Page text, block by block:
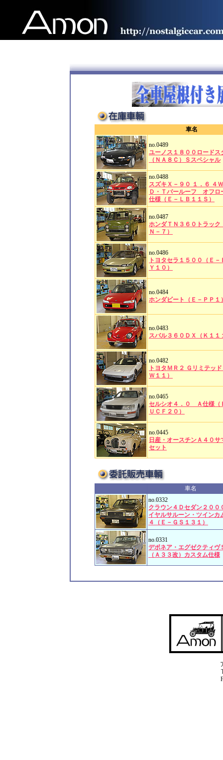
車名
no.0489
ユーノス１８００ロードス
（ＮＡ８Ｃ）Ｓスペシャル
no.0488
スズキＸ－９０ １．６ ４Ｗ
Ｄ・Ｔバールーフ オフロ
仕様（Ｅ－ＬＢ１１Ｓ）
no.0487
ホンダＴＮ３６０トラック
Ｎ－７）
no.0486
トヨタセラ１５００（Ｅ－
Ｙ１０）
no.0484
ホンダビート（Ｅ－ＰＰ１
no.0483
スバル３６０ＤＸ（Ｋ１１
no.0482
トヨタＭＲ２ Ｇリミテッ
Ｗ１１）
no.0465
セルシオ４．０ Ａ仕様（
ＵＣＦ２０）
no.0445
日産・オースチンＡ４０サ
セット
車名
no.0332
クラウン４Ｄセダン２００
イヤルサルーン・ツインカ
４（Ｅ－ＧＳ１３１）
no.0331
デボネア・エグゼクティヴ
（Ａ３３改）カスタム仕様